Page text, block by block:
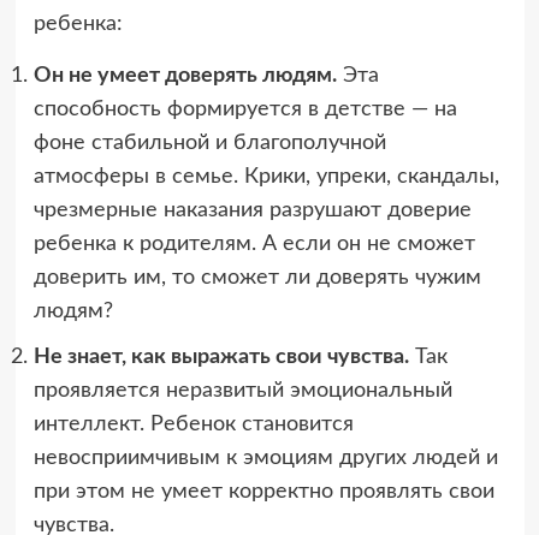
ребенка:
Он не умеет доверять людям.Эта
способность формируется в детстве — на
фоне стабильной и благополучной
атмосферы в семье. Крики, упреки, скандалы,
чрезмерные наказания разрушают доверие
ребенка к родителям. А если он не сможет
доверить им, то сможет ли доверять чужим
людям?
Не знает, как выражать свои чувства.Так
проявляется неразвитый эмоциональный
интеллект. Ребенок становится
невосприимчивым к эмоциям других людей и
при этом не умеет корректно проявлять свои
чувства.